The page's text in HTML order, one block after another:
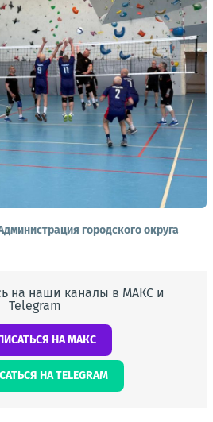
городского округа
на наши каналы в МАКС и
Telegram
НА МАКС
НА TELEGRAM